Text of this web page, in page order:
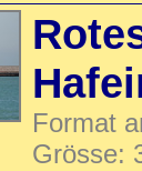
Format
Grösse: